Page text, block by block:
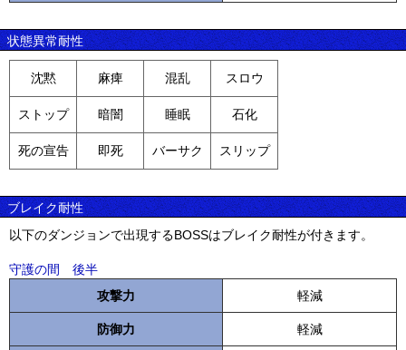
状態異常耐性
沈黙 麻痺 混乱 スロウ
ストップ 暗闇 睡眠 石化
死の宣告 即死 バーサク スリップ
ブレイク耐性
以下のダンジョンで出現するBOSSはブレイク耐性が付きます。
守護の間 後半
攻撃力
軽減
防御力 軽減